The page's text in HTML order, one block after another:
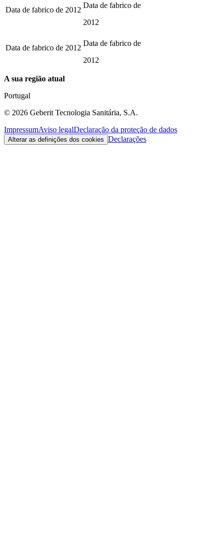
Data de fabrico de 2012
Data de fabrico de
2012
Data de fabrico de 2012
Data de fabrico de
2012
A sua região atual
Portugal
© 2026 Geberit Tecnologia Sanitária, S.A.
ImpressumAviso legalDeclaração da proteção de dados
Alterar as definições dos cookies Declarações